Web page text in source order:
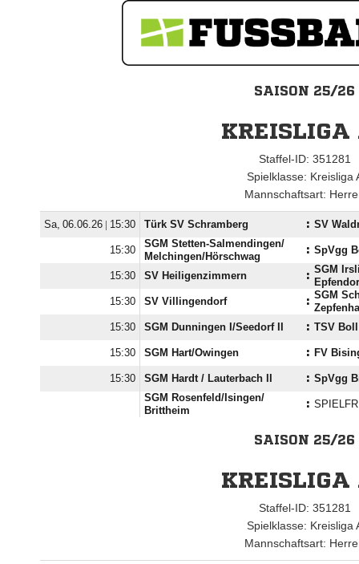
SAISON 25/26
KREISLIGA
Staffel-ID: 351281
Spielklasse: Kreisliga
Mannschaftsart:
  |  Türk SV Schramberg : SV

SGM Stetten-Salmendingen/​
Melchingen/​Hörschwag
: SpVgg
 SV Heiligenzimmern :
SGM

SV Villingendorf :
SGM

SGM Dunningen I/​Seedorf II : TSV Boll
 SGM Hart/​Owingen : FV
 SGM Hardt /​ Lauterbach II : SpVgg
SGM Rosenfeld/​Isingen/​
Brittheim
:
SAISON 25/26
KREISLIGA
Staffel-ID: 351281
Spielklasse: Kreisliga
Mannschaftsart: